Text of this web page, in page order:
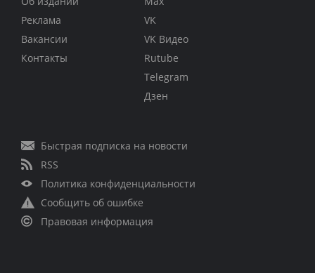
Реклама
Вакансии
Контакты
VK
VK Видео
Rutube
Telegram
Дзен
Быстрая подписка на новости
RSS
Политика конфиденциальности
Сообщить об ошибке
Правовая информация